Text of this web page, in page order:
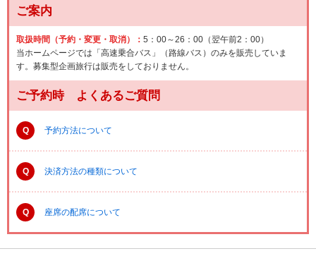
ご案内
取扱時間（予約・変更・取消）： 5：00～26：00（翌午前2：00）
当ホームページでは「高速乗合バス」（路線バス）のみを販売していま
す。募集型企画旅行は販売をしておりません。
ご予約時 よくあるご質問
Q 予約方法について
Q 決済方法の種類について
Q 座席の配席について